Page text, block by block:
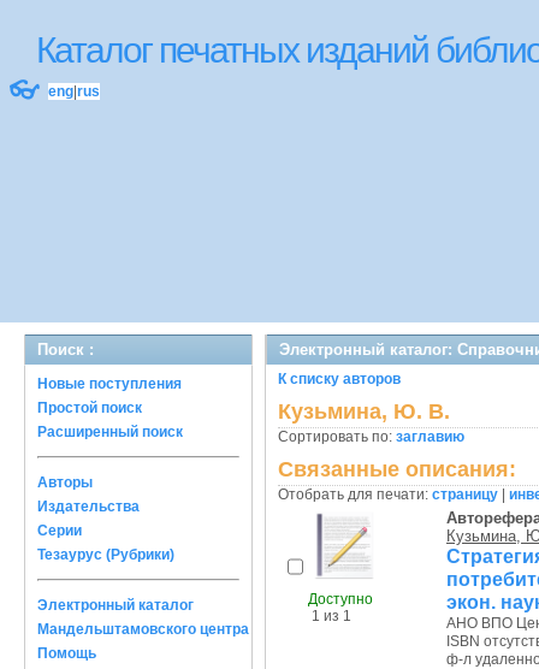
Каталог печатных изданий
👓 eng rus
Поиск :
Новые поступления
Простой поиск
Расширенный поиск
Авторы
Издательства
Серии
Тезаурус (Рубрики)
Электронный каталог
Мандельштамовского центра
Помощь
Электронный каталог:
К списку авторов
Кузьмина, Ю. В.
Сортировать по: заглавию
Связанные описания:
Отобрать для печати: страницу
Доступно
1 из 1
Кузьмина,
экон.
АНО ВПО
ISBN
ф-л